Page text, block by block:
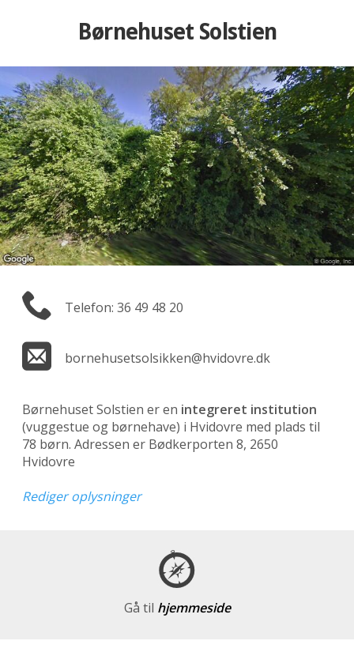
Børnehuset Solstien
Telefon: 36 49 48 20
bornehusetsolsikken@hvidovre.dk
Børnehuset Solstien er en integreret institution
(vuggestue og børnehave) i Hvidovre med plads til
78 børn. Adressen er Bødkerporten 8, 2650
Hvidovre
Rediger oplysninger
Gå til hjemmeside